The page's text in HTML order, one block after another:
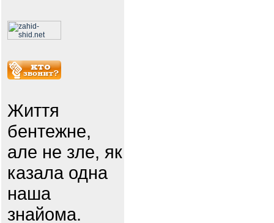
Життя
бентежне,
але не зле, як
казала одна
наша
знайома.